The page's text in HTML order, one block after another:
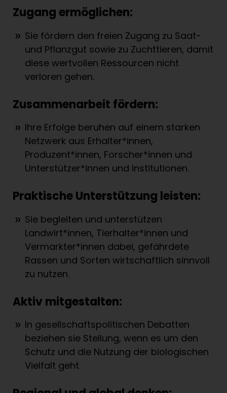
Zugang ermöglichen:
Sie fördern den freien Zugang zu Saat-
und Pflanzgut sowie zu Zuchttieren, damit
diese wertvollen Ressourcen nicht
verloren gehen.
Zusammenarbeit fördern:
Ihre Erfolge beruhen auf einem starken
Netzwerk aus Erhalter*innen,
Produzent*innen, Forscher*innen und
Unterstützer*innen und Institutionen.
Praktische Unterstützung leisten:
Sie begleiten und unterstützen
Landwirt*innen, Tierhalter*innen und
Vermarkter*innen dabei, gefährdete
Rassen und Sorten wirtschaftlich sinnvoll
zu nutzen.
Aktiv mitgestalten:
In gesellschaftspolitischen Debatten
beziehen sie Stellung, wenn es um den
Schutz und die Nutzung der biologischen
Vielfalt geht.